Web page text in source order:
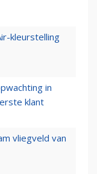
kleurstelling
in
klant
vliegveld van